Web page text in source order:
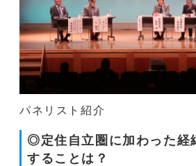
パネリスト紹介
◎定住自立圏に加わった経
することは？